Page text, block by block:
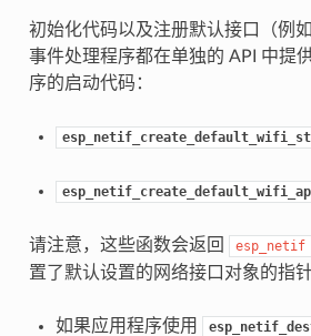
初始化代码以及注册默认接口（例
事件处理程序都在单独的 API 中提
序的启动代码：
请注意，这些函数会返回 esp_netif
置了默认设置的网络接口对象的指
如果应用程序使用